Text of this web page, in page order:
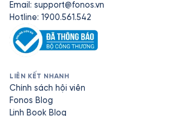
Email: support@fonos.vn
Hotline: 1900.561.542
LIÊN KẾT NHANH
Chính sách hội viên
Fonos Blog
Linh Book Blog